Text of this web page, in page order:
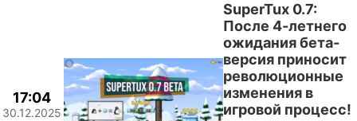
17:04
30.12.2025
SuperTux 0.7:
После 4-летнего
ожидания бета-
версия приносит
революционные
изменения в
игровой процесс!